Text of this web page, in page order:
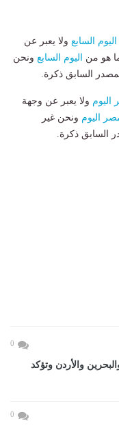
اليوم السابع ولا يعبر عن
هو من اليوم السابع ونحن
السابق ذكرة.
اليوم ولا يعبر عن وجهة
اليوم ونحن غير
السابق ذكرة.
0
والأردن وتؤكد
0